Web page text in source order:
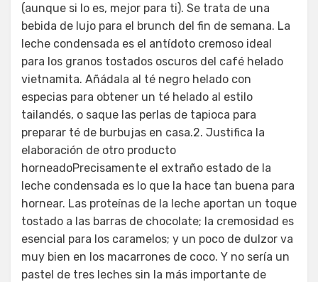
(aunque si lo es, mejor para ti). Se trata de una
bebida de lujo para el brunch del fin de semana. La
leche condensada es el antídoto cremoso ideal
para los granos tostados oscuros del café helado
vietnamita. Añádala al té negro helado con
especias para obtener un té helado al estilo
tailandés, o saque las perlas de tapioca para
preparar té de burbujas en casa.2. Justifica la
elaboración de otro producto
horneadoPrecisamente el extraño estado de la
leche condensada es lo que la hace tan buena para
hornear. Las proteínas de la leche aportan un toque
tostado a las barras de chocolate; la cremosidad es
esencial para los caramelos; y un poco de dulzor va
muy bien en los macarrones de coco. Y no sería un
pastel de tres leches sin la más importante de